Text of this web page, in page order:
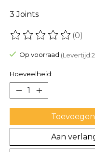
3 Joints
De beoordeling van
(0)
Op voorraad
Hoeveelheid:
Aan